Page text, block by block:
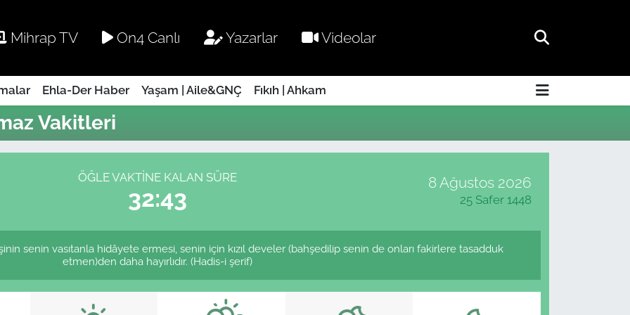
Mihrap TV On4 Canlı Yazarlar Videolar
Ehla-Der Haber Yaşam | Aile&GNÇ Fıkıh | Ahkam
Vakitleri
ÖĞLE VAKTINE KALAN SÜRE
32:43
8 Ağustos 2026
25 Safer 1448
senin vasıtanla hidâyete ermesi, senin için kızıl develer (bahşedilip senin de onları fakirlere tasadduk
etmen)den daha hayırlıdır. (Hadis-i şerif)